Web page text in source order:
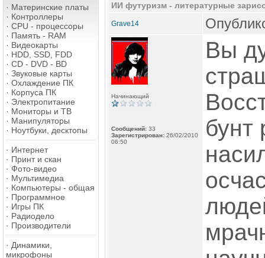
· Материнские платы
· Контроллеры
· CPU - процессоры
· Память - RAM
· Видеокарты
· HDD, SSD, FDD
· CD - DVD - BD
· Звуковые карты
· Охлаждение ПК
· Корпуса ПК
· Электропитание
· Мониторы и ТВ
· Манипуляторы
· Ноутбуки, десктопы
· Интернет
· Принт и скан
· Фото-видео
· Мультимедиа
· Компьютеры - общая
· Программное
· Игры ПК
· Радиодело
· Производители
· Динамики,
микрофоны
ИИ футуризм - литературные
Grave14
Начинающий
Сообщений: 33
Зарегистрирован: 26/02/2010
06:50
Вы
бунт